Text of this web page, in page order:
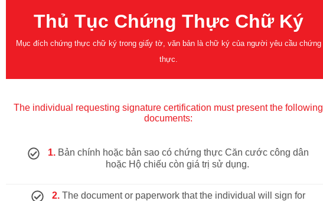
Thủ Tục Chứng Thực Chữ Ký
Mục đích chứng thực chữ ký trong giấy tờ, văn bản là chữ ký của người yêu cầu chứng
thực.
The individual requesting signature certification must present the following
documents:
1. Bản chính hoặc bản sao có chứng thực Căn cước công dân
hoặc Hộ chiếu còn giá trị sử dụng.
2.The document or paperwork that the individual will sign for